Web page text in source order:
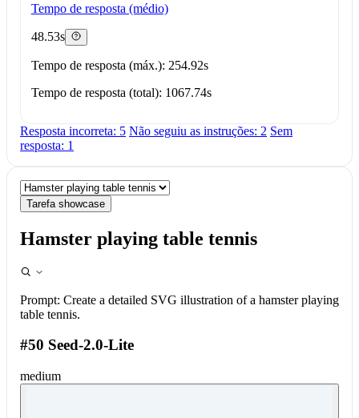
Tempo de resposta (médio)
48.53s
Tempo de resposta (máx.): 254.92s
Tempo de resposta (total): 1067.74s
Resposta incorreta: 5 Não seguiu as instruções: 2 Sem
resposta: 1
Tarefa showcase
Hamster playing table tennis
Prompt: Create a detailed SVG illustration of a hamster playing
table tennis.
#50 Seed-2.0-Lite
medium